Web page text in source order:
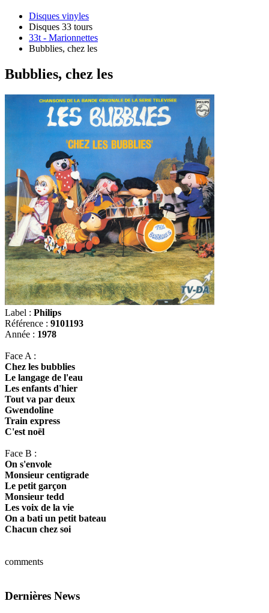
Disques vinyles
Disques 33 tours
33t - Marionnettes
Bubblies, chez les
Bubblies, chez les
Label : Philips
Référence : 9101193
Année : 1978
Face A :
Chez les bubblies
Le langage de l'eau
Les enfants d'hier
Tout va par deux
Gwendoline
Train express
C'est noël
Face B :
On s'envole
Monsieur centigrade
Le petit garçon
Monsieur tedd
Les voix de la vie
On a bati un petit bateau
Chacun chez soi
comments
Dernières News